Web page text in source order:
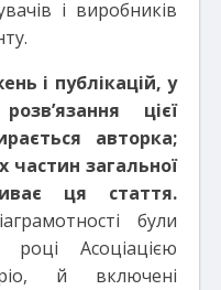
і виробників
і публікацій, у
цієї
авторка;
частин загальної
ця стаття.
були
Асоціацією
й включені